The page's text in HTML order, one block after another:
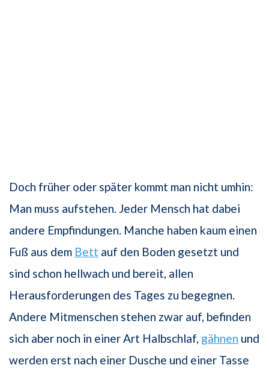
Doch früher oder später kommt man nicht umhin:
Man muss auf­stehen. Jeder Mensch hat dabei
andere Empfindungen. Manche haben kaum einen
Fuß aus dem Bett auf den Boden gesetzt und
sind schon hellwach und bereit, allen
Herausforderungen des Tages zu begegnen.
Andere Mitmenschen stehen zwar auf, befinden
sich aber noch in einer Art Halbschlaf, gähnen und
werden erst nach einer Dusche und einer Tasse